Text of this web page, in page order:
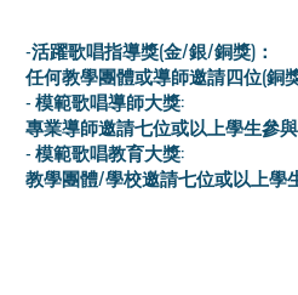
-活躍歌唱指導獎(金/銀/銅獎)：
任何教學團體或導師邀請四位(銅
- 模範歌唱導師大獎:
專業導師邀請七位或以上學生參
- 模範歌唱教育大獎:
教學團體/學校邀請七位或以上學